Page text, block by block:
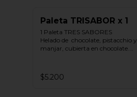
Paleta TRISABOR x 1
1 Paleta TRES SABORES
Helado de  chocolate, pistacchio y
manjar, cubierta en chocolate.
**FOTO REFERENCIAL**
$5.200